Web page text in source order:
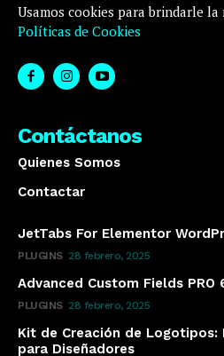
Usamos cookies para brindarle
Políticas de Cookies
Contáctanos
Quienes Somos
Contactar
JetTabs For Elementor
PLUGINS 28 febrero, 2025
Advanced Custom Fields PRO
PLUGINS 28 febrero, 2025
Kit de Creación de
para Diseñadores